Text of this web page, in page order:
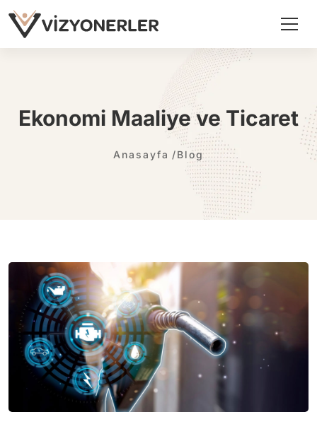
Ekonomi Maaliye ve Ticaret
Anasayfa Blog